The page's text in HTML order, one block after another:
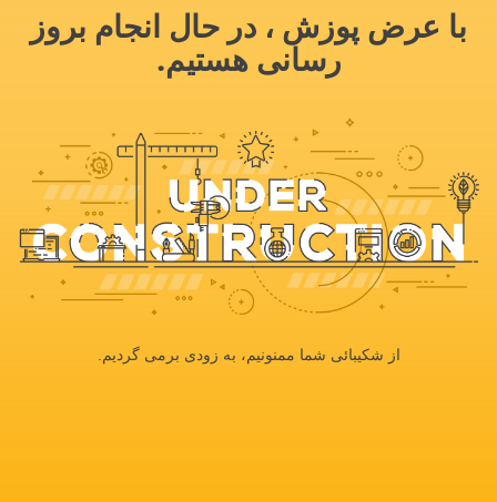
با عرض پوزش ، در حال انجام بروز
رسانی هستیم.
از شکیبائی شما ممنونیم، به زودی برمی گردیم.